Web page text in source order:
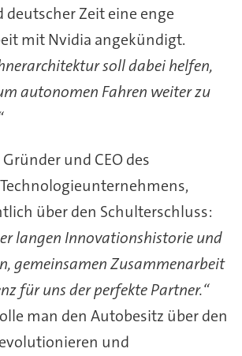
deutscher Zeit eine enge
mit Nvidia angekündigt.
soll dabei helfen,
autonomen Fahren weiter zu
und CEO des
über den Schulterschluss:
langen Innovationshistorie und
gemeinsamen Zusammenarbeit
für uns der perfekte Partner.“
man den Autobesitz über den
und